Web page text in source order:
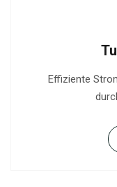
Effiziente